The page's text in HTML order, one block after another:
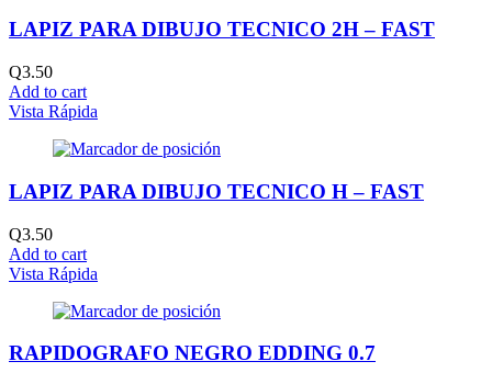
LAPIZ PARA DIBUJO TECNICO 2H – FAST
Q3.50
Add to cart
Vista Rápida
LAPIZ PARA DIBUJO TECNICO H – FAST
Q3.50
Add to cart
Vista Rápida
RAPIDOGRAFO NEGRO EDDING 0.7